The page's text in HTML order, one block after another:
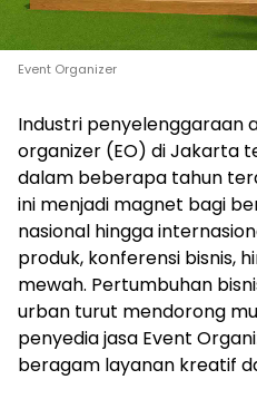
Event Organizer
Industri penyelenggaraan
organizer (EO) di Jakarta
dalam beberapa tahun
ini menjadi magnet bagi
nasional hingga
produk, konferensi bisnis,
mewah. Pertumbuhan
urban turut mendorong
penyedia jasa Event
beragam layanan kreatif